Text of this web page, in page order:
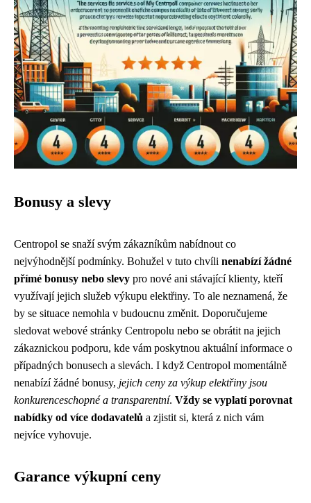
Bonusy a slevy
Centropol se snaží svým zákazníkům nabídnout co
nejvýhodnější podmínky. Bohužel v tuto chvíli nenabízí žádné
přímé bonusy nebo slevy pro nové ani stávající klienty, kteří
využívají jejich služeb výkupu elektřiny. To ale neznamená, že
by se situace nemohla v budoucnu změnit. Doporučujeme
sledovat webové stránky Centropolu nebo se obrátit na jejich
zákaznickou podporu, kde vám poskytnou aktuální informace o
případných bonusech a slevách. I když Centropol momentálně
nenabízí žádné bonusy, jejich ceny za výkup elektřiny jsou
konkurenceschopné a transparentní. Vždy se vyplatí porovnat
nabídky od více dodavatelů a zjistit si, která z nich vám
nejvíce vyhovuje.
Garance výkupní ceny